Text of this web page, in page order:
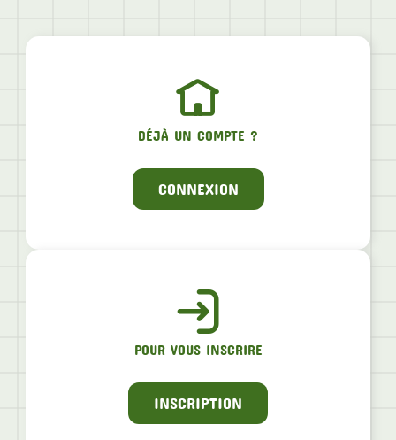
DÉJÀ UN COMPTE ?
CONNEXION
POUR VOUS INSCRIRE
INSCRIPTION